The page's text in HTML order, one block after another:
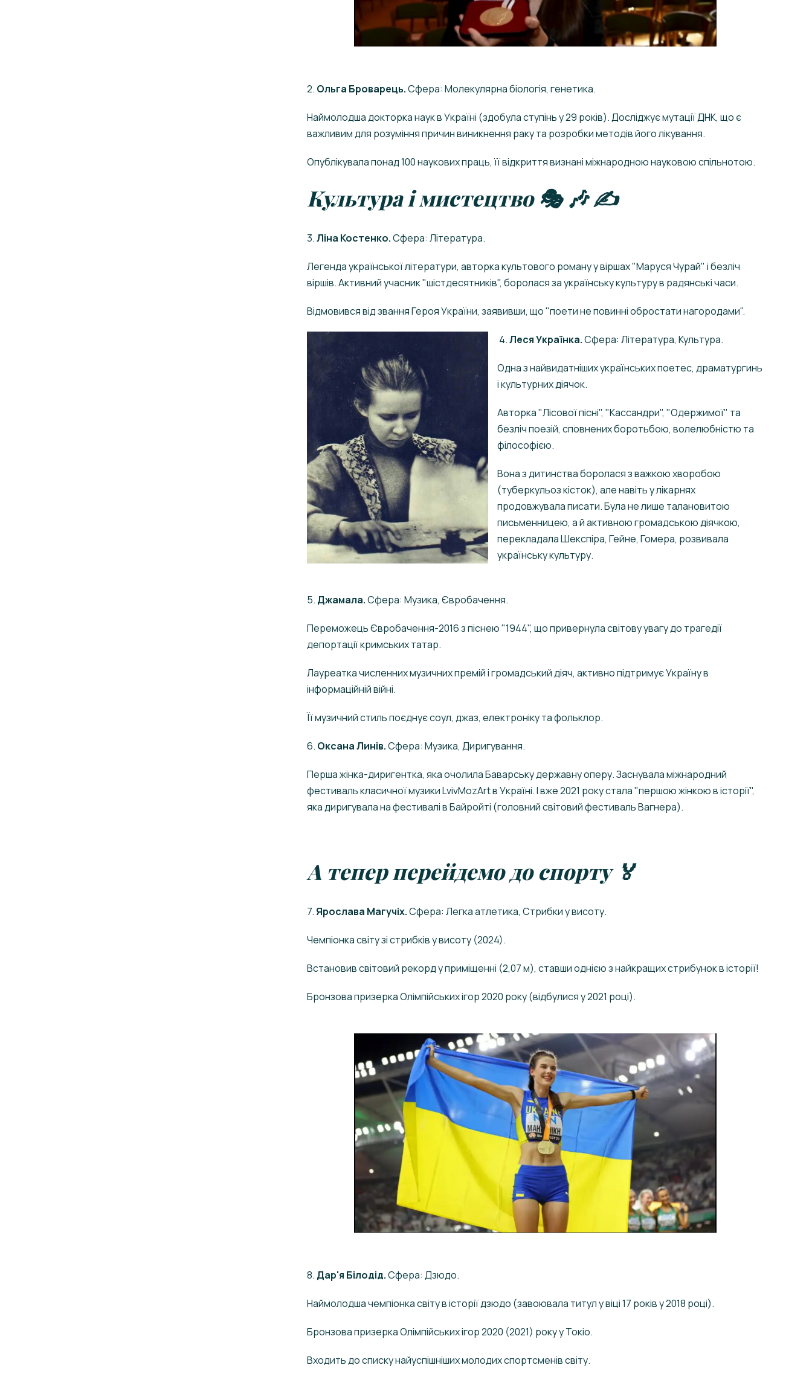
2. Ольга Броварець.Сфера: Молекулярна біологія, генетика.
Наймолодша докторка наук в Україні (здобула ступінь у 29 років). Досліджує мутації ДНК, що є
важливим для розуміння причин виникнення раку та розробки методів його лікування.
Опублікувала понад 100 наукових праць, її відкриття визнані міжнародною науковою спільнотою.
Культура і мистецтво 🎭 🎶 ✍️
3.Ліна Костенко.Сфера: Література.
Легенда української літератури, авторка культового роману у віршах "Маруся Чурай" і безліч
віршів. Активний учасник "шістдесятників", боролася за українську культуру в радянські часи.
Відмовився від звання Героя України, заявивши, що "поети не повинні обростати нагородами".
4.Леся Українка.Сфера: Література, Культура.
Одна з найвидатніших українських поетес, драматургинь
і культурних діячок.
Авторка "Лісової пісні", "Кассандри", "Одержимої" та
безліч поезій, сповнених боротьбою, волелюбністю та
філософією.
Вона з дитинства боролася з важкою хворобою
(туберкульоз кісток), але навіть у лікарнях
продовжувала писати. Була не лише талановитою
письменницею, а й активною громадською діячкою,
перекладала Шекспіра, Гейне, Гомера, розвивала
українську культуру.
5. Джамала.Сфера: Музика, Євробачення.
Переможець Євробачення-2016 з піснею "1944", що привернула світову увагу до трагедії
депортації кримських татар.
Лауреатка численних музичних премій і громадський діяч, активно підтримує Україну в
інформаційній війні.
Її музичний стиль поєднує соул, джаз, електроніку та фольклор.
6. Оксана Линів.Сфера: Музика, Диригування.
Перша жінка-диригентка, яка очолила Баварську державну оперу. Заснувала міжнародний
фестиваль класичної музики LvivMozArt в Україні. І вже 2021 року стала "першою жінкою в історії",
яка диригувала на фестивалі в Байройті (головний світовий фестиваль Вагнера).
А тепер перейдемо до спорту 🏅
7. Ярослава Магучіх.Сфера: Легка атлетика, Стрибки у висоту.
Чемпіонка світу зі стрибків у висоту (2024).
Встановив світовий рекорд у приміщенні (2,07 м), ставши однією з найкращих стрибунок в історії!
Бронзова призерка Олімпійських ігор 2020 року (відбулися у 2021 році).
8. Дар'я Білодід.Сфера: Дзюдо.
Наймолодша чемпіонка світу в історії дзюдо (завоювала титул у віці 17 років у 2018 році).
Бронзова призерка Олімпійських ігор 2020 (2021) року у Токіо.
Входить до списку найуспішніших молодих спортсменів світу.